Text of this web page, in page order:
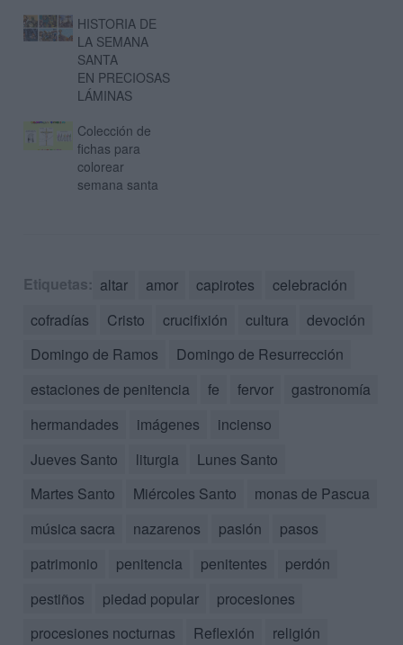
HISTORIA DE
LA SEMANA
SANTA
EN PRECIOSAS
LÁMINAS
Colección de
fichas para
colorear
semana santa
Etiquetas: altar amor capirotes
celebración
cofradías
Cristo crucifixión cultura
devoción
Domingo de Ramos
Domingo de Resurrección
estaciones de penitencia
fe fervor
gastronomía
hermandades
imágenes
incienso
Jueves Santo
liturgia
Lunes Santo
Martes Santo
Miércoles Santo
monas de Pascua
música sacra
nazarenos pasión
pasos
patrimonio
penitencia penitentes
perdón
pestiños
piedad popular
procesiones
procesiones nocturnas
Reflexión
religión